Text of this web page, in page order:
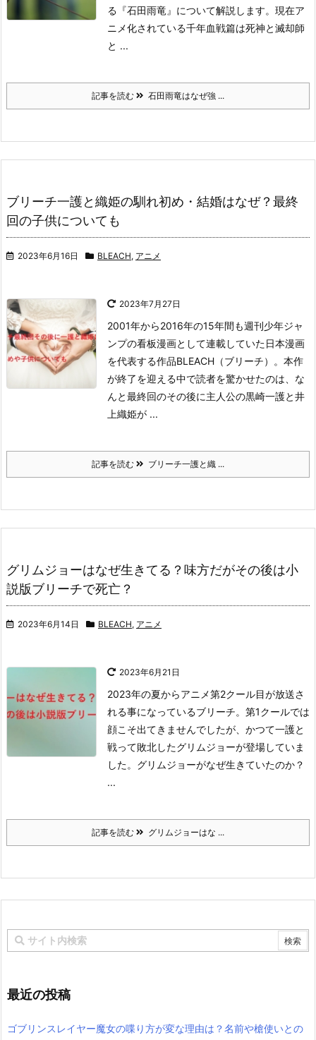
る『石田雨竜』について解説します。 現在ア
ニメ化されている千年血戦篇は死神と滅却師
と ...
記事を読む 石田雨竜はなぜ強 ...
ブリーチ一護と織姫の馴れ初め・結婚はなぜ？最終
回の子供についても
2023年6月16日 BLEACH, アニメ
2023年7月27日
2001年から2016年の15年間も週刊少年ジャ
ンプの看板漫画として連載していた日本漫画
を代表する作品BLEACH（ブリーチ）。 本作
が終了を迎える中で読者を驚かせたのは、な
んと最終回のその後に主人公の黒崎一護と井
上織姫が ...
記事を読む ブリーチ一護と織 ...
グリムジョーはなぜ生きてる？味方だがその後は小
説版ブリーチで死亡？
2023年6月14日 BLEACH, アニメ
2023年6月21日
2023年の夏からアニメ第2クール目が放送さ
れる事になっているブリーチ。 第1クールでは
顔こそ出てきませんでしたが、かつて一護と
戦って敗北したグリムジョーが登場していま
した。 グリムジョーがなぜ生きていたのか？
...
記事を読む グリムジョーはな ...
最近の投稿
ゴブリンスレイヤー魔女の喋り方が変な理由は？名前や槍使いとの